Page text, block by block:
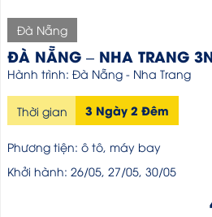
Đà Nẵng
ĐÀ NẴNG – NHA TRANG
Hành trình: Đà Nẵng - Nha Trang
Thời gian 3 Ngày 2 Đêm
Phương tiện: ô tô, máy bay
Khởi hành: 26/05, 27/05, 30/05